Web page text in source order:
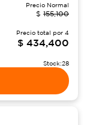
Precio Normal
$ 155,100
Precio total por 4
$ 434,400
Stock:28